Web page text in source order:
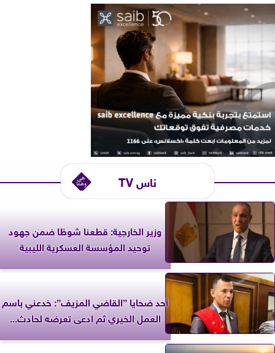
ناس TV
وزير الخارجية: قطعنا شوطًا ضمن جهود
توحيد المؤسسة العسكرية الليبية
أحد ضحايا ”القاضي المزيف”: خدعني باسم
العمل الخيري ثم ادعى تعرضه لحادث...